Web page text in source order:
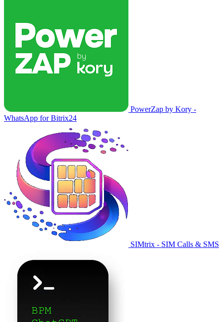
PowerZap by Kory -
WhatsApp for Bitrix24
SIMtrix - SIM Calls & SMS